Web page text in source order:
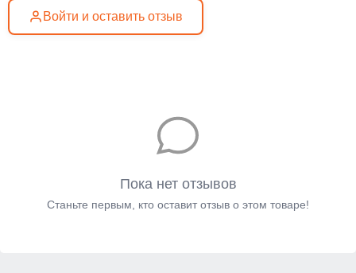
Войти и оставить отзыв
Пока нет отзывов
Станьте первым, кто оставит отзыв о этом товаре!